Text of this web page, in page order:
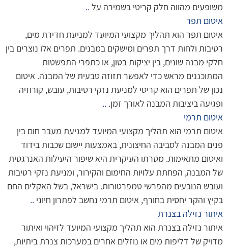
משופעים מהווה חלק קריטי בשמירה על ..
איטום תפר
איטום תפר הוא תהליך מקצועי המיועד למניעת חדירת מים,
רטיבות ולחות דרך תפרים ומישקים במבנים. תפרים אלו נוצרים בין
חלקי מבנה שונים, בין יציקות בטון, או כתפרי התפשטות
המתוכננים מראש כדי לאפשר תזוזה טבעית של המבנה. איטום
נכון של תפרים הוא קריטי למניעת נזקי רטיבות, עובש, קורוזיה
ופגיעה ביציבות המבנה לאורך זמן. ..
איטום תרמי
איטום תרמי הוא תהליך מקצועי המיועד למניעת מעבר חום בין
פנים המבנה לסביבה החיצונית, באמצעות יישום שכבות בידוד
ואיטום מתאימות. מטרתו העיקרית היא שיפור היעילות האנרגטית
של המבנה, הפחתת עלויות החימום והקירור, ומניעת נזקי רטיבות
ועובש הנובעים מהפרשי טמפרטורות. בישראל, בשל האקלים החם
בקיץ והקר יחסית בחורף, איטום תרמי נחשב לפתרון חיוני ..
איתור נזילה בצנרת
איתור נזילה בצנרת הוא תהליך מקצועי המיועד לזיהוי ואיתור
מדויק של דליפות מים או נוזלים אחרים במערכות צנרת ביתיות,